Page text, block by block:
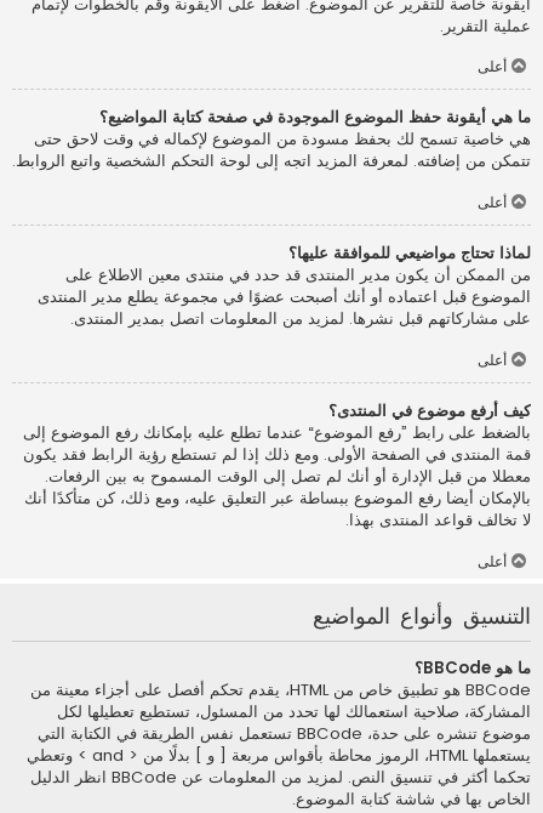
عملية التقرير.
أعلى
ما هي أيقونة حفظ الموضوع الموجودة في صفحة كتابة المواضيع؟
هي خاصية تسمح لك بحفظ مسودة من الموضوع لإكماله في وقت لاحق حتى
تتمكن من إضافته. لمعرفة المزيد اتجه إلى لوحة التحكم الشخصية واتبع الروابط.
أعلى
لماذا تحتاج مواضيعي للموافقة عليها؟
من الممكن أن يكون مدير المنتدى قد حدد في منتدى معين الاطلاع على
الموضوع قبل اعتماده أو أنك أصبحت عضوًا في مجموعة يطلع مدير المنتدى
على مشاركاتهم قبل نشرها. لمزيد من المعلومات اتصل بمدير المنتدى.
أعلى
كيف أرفع موضوع في المنتدى؟
بالضغط على رابط ”رفع الموضوع“ عندما تطلع عليه بإمكانك رفع الموضوع إلى
قمة المنتدى في الصفحة الأولى. ومع ذلك إذا لم تستطع رؤية الرابط فقد يكون
معطلا من قبل الإدارة أو أنك لم تصل إلى الوقت المسموح به بين الرفعات.
بالإمكان أيضا رفع الموضوع ببساطة عبر التعليق عليه، ومع ذلك، كن متأكدًا أنك
لا تخالف قواعد المنتدى بهذا.
أعلى
التنسيق وأنواع المواضيع
ما هو BBCode؟
BBCode هو تطبيق خاص من HTML، يقدم تحكم أفصل على أجزاء معينة من
المشاركة، صلاحية استعمالك لها تحدد من المسئول، تستطيع تعطيلها لكل
موضوع تنشره على حدة، BBCode تستعمل نفس الطريقة في الكتابة التي
يستعملها HTML، الرموز محاطة بأقواس مربعة [ و ] بدلًا من < and > وتعطي
تحكما أكثر في تنسيق النص. لمزيد من المعلومات عن BBCode انظر الدليل
الخاص بها في شاشة كتابة الموضوع.